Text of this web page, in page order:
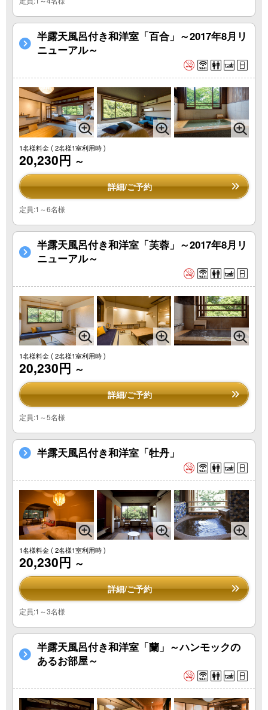
半露天風呂付き和洋室「百合」～2017年8月リ
ニューアル～
1名様料金( 2名様1室利用時 )
20,230円 ～
詳細/ご予約
定員:1～6名様
半露天風呂付き和洋室「芙蓉」～2017年8月リ
ニューアル～
1名様料金( 2名様1室利用時 )
20,230円 ～
詳細/ご予約
定員:1～5名様
半露天風呂付き和洋室「牡丹」
1名様料金( 2名様1室利用時 )
20,230円 ～
詳細/ご予約
定員:1～3名様
半露天風呂付き和洋室「蘭」～ハンモックの
あるお部屋～